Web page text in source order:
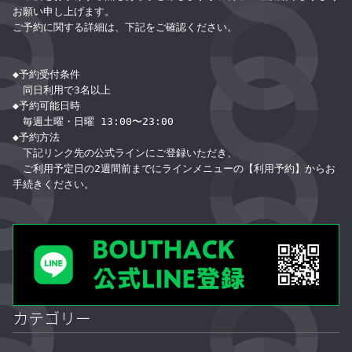
お願い申し上げます。
ご予約に関する詳細は、下記をご確認ください。
◆予約受付条件
同日利用で3名以上
◆予約可能日時
毎週土曜・日曜 13:00〜23:00
◆予約方法
下記リンク先の公式ラインにご登録いただき、
ご利用予定日の2週間前までにラインメニューの【利用予約】からお
手続きください。
カテゴリー